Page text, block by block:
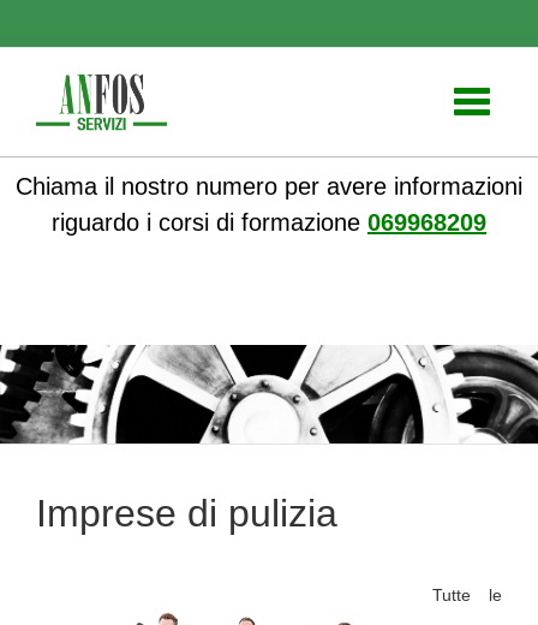
Toggle
Chiama il nostro numero per avere informazioni
riguardo i corsi di formazione 069968209
Imprese di pulizia
Tutte le